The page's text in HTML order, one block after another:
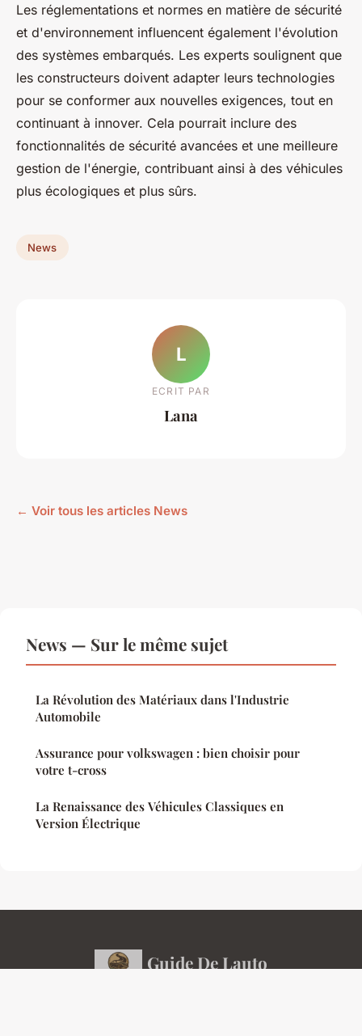
Les réglementations et normes en matière de sécurité
et d'environnement influencent également l'évolution
des systèmes embarqués. Les experts soulignent que
les constructeurs doivent adapter leurs technologies
pour se conformer aux nouvelles exigences, tout en
continuant à innover. Cela pourrait inclure des
fonctionnalités de sécurité avancées et une meilleure
gestion de l'énergie, contribuant ainsi à des véhicules
plus écologiques et plus sûrs.
News
L
ECRIT PAR
Lana
← Voir tous les articles News
News — Sur le même sujet
La Révolution des Matériaux dans l'Industrie
Automobile
Assurance pour volkswagen : bien choisir pour
votre t-cross
La Renaissance des Véhicules Classiques en
Version Électrique
Guide De Lauto